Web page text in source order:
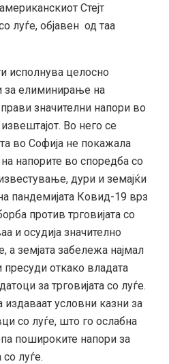
Стејт
луѓе, објавен од таа
исполнува целосно
за елиминирање на
прави значителни напори во
Во него се
во Софија не покажала
напорите во споредба со
дури и земајќи
пандемијата Ковид-19 врз
против трговијата со
и осудија значително
а земјата забележа најмал
пресуди откако владата
за трговијата со луѓе.
условни казни за
со луѓе, што го ослабна
пошироките напори за
со луѓе.